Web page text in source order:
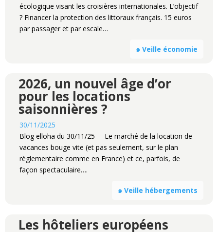
écologique visant les croisières internationales. L’objectif
? Financer la protection des littoraux français. 15 euros
par passager et par escale…
๑ Veille économie
2026, un nouvel âge d’or
pour les locations
saisonnières ?
30/11/2025
Blog elloha du 30/11/25 Le marché de la location de
vacances bouge vite (et pas seulement, sur le plan
règlementaire comme en France) et ce, parfois, de
façon spectaculaire….
๑ Veille hébergements
Les hôteliers européens